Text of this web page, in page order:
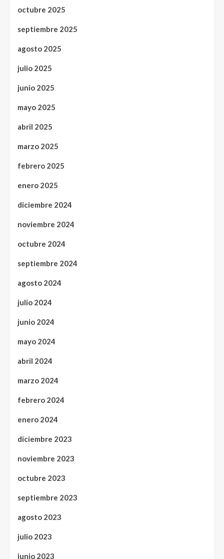
octubre 2025
septiembre 2025
agosto 2025
julio 2025
junio 2025
mayo 2025
abril 2025
marzo 2025
febrero 2025
enero 2025
diciembre 2024
noviembre 2024
octubre 2024
septiembre 2024
agosto 2024
julio 2024
junio 2024
mayo 2024
abril 2024
marzo 2024
febrero 2024
enero 2024
diciembre 2023
noviembre 2023
octubre 2023
septiembre 2023
agosto 2023
julio 2023
junio 2023